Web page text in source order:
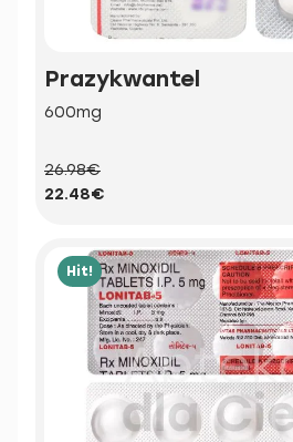
Prazykwantel
600mg
26.98€
22.48€
Hit!